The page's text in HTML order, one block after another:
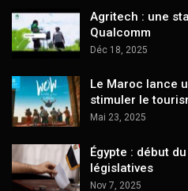
Agritech : une
Qualcomm
Déc 18, 2025
Le Maroc lance
stimuler le
Mai 23, 2025
Égypte : début
législatives
Nov 7, 2025